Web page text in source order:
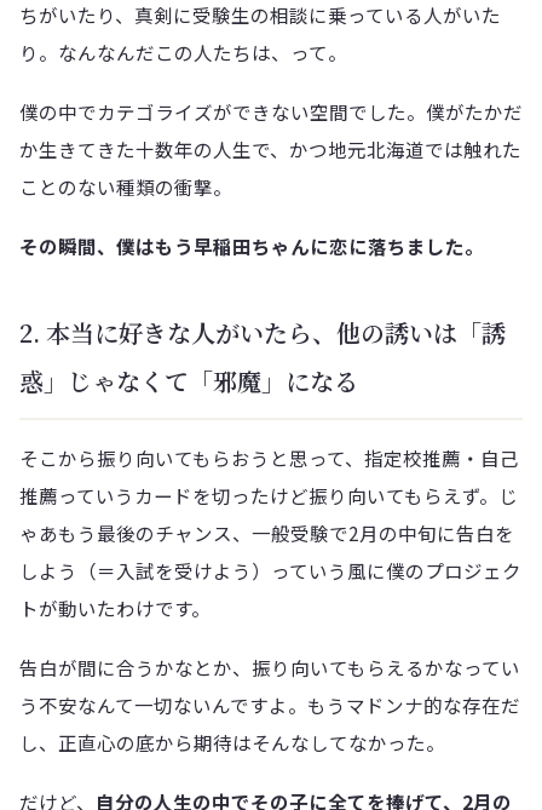
ちがいたり、真剣に受験生の相談に乗っている人がいた
り。なんなんだこの人たちは、って。
僕の中でカテゴライズができない空間でした。僕がたかだ
か生きてきた十数年の人生で、かつ地元北海道では触れた
ことのない種類の衝撃。
その瞬間、僕はもう早稲田ちゃんに恋に落ちました。
2. 本当に好きな人がいたら、他の誘いは「誘
惑」じゃなくて「邪魔」になる
そこから振り向いてもらおうと思って、指定校推薦・自己
推薦っていうカードを切ったけど振り向いてもらえず。じ
ゃあもう最後のチャンス、一般受験で2月の中旬に告白を
しよう（＝入試を受けよう）っていう風に僕のプロジェク
トが動いたわけです。
告白が間に合うかなとか、振り向いてもらえるかなってい
う不安なんて一切ないんですよ。もうマドンナ的な存在だ
し、正直心の底から期待はそんなしてなかった。
だけど、 自分の人生の中でその子に全てを捧げて、2月の